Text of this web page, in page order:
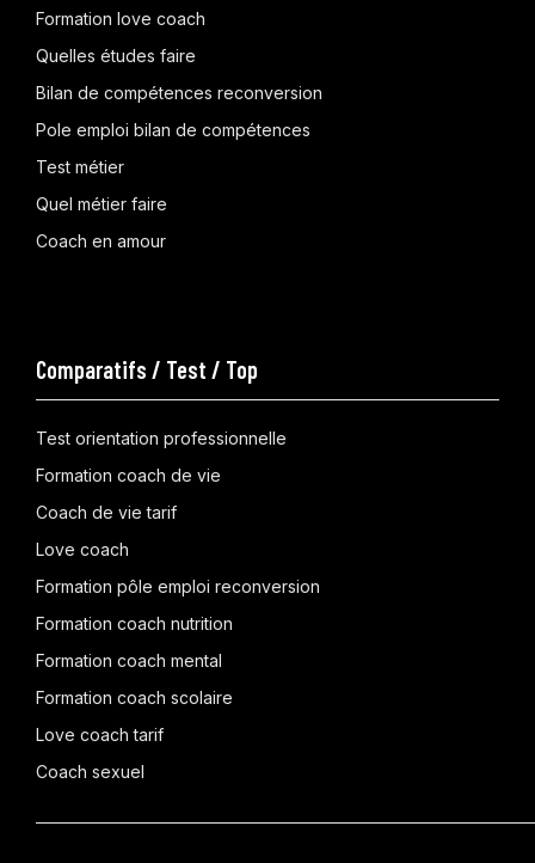
Formation love coach
Quelles études faire
Bilan de compétences reconversion
Pole emploi bilan de compétences
Test métier
Quel métier faire
Coach en amour
Comparatifs / Test / Top
Test orientation professionnelle
Formation coach de vie
Coach de vie tarif
Love coach
Formation pôle emploi reconversion
Formation coach nutrition
Formation coach mental
Formation coach scolaire
Love coach tarif
Coach sexuel